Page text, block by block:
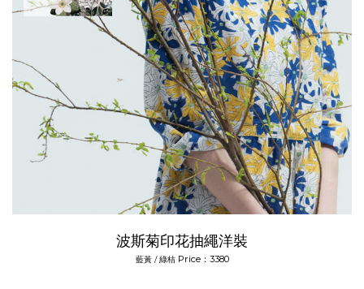
波斯菊印花抽繩洋裝
藍黃 / 綠桔 Price：3380